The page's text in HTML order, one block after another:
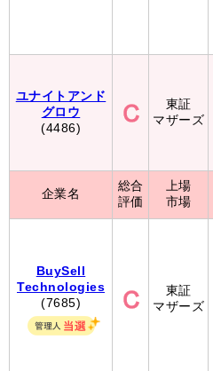
ユナイトアンド
グロウ
(4486)
企業名
BuySell
Technologies
(7685)
東証
マザーズ
総合
評価
上場
市場
東証
マザーズ